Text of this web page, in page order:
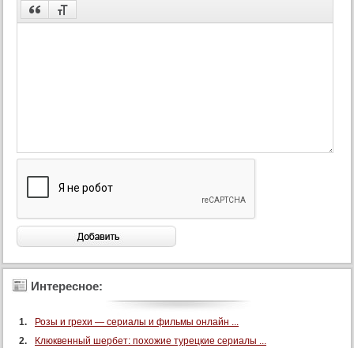
Интересное:
Розы и грехи — сериалы и фильмы онлайн ...
Клюквенный шербет: похожие турецкие сериалы ...